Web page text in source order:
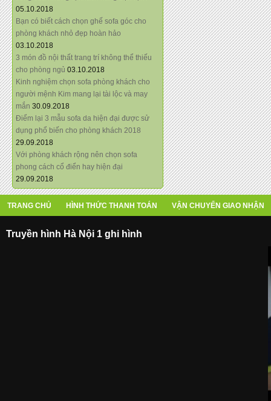
05.10.2018
Bạn có biết cách chọn ghế sofa góc cho
phòng khách nhỏ đẹp hoàn hảo
03.10.2018
3 món đồ nội thất trang trí không thể thiếu
cho phòng ngủ 03.10.2018
Kinh nghiệm chọn sofa phòng khách cho
người mệnh Kim mang lại tài lộc và may
mắn 30.09.2018
Điểm lại 3 mẫu sofa da hiện đại được sử
dụng phổ biến cho phòng khách 2018
29.09.2018
Với phòng khách rộng nên chọn sofa
phong cách cổ điển hay hiện đại
29.09.2018
TRANG CHỦ HÌNH THỨC THANH TOÁN VẬN CHUYỂN GIAO NHẬN
Truyền hình Hà Nội 1 ghi hình